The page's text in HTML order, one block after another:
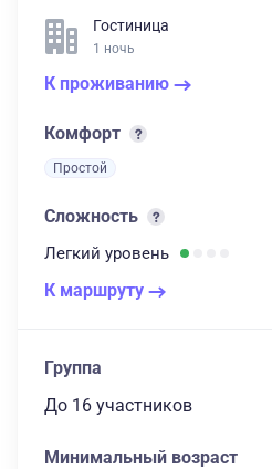
Гостиница
1 ночь
К проживанию
Комфорт
Простой
Сложность
Легкий уровень
К маршруту
Группа
до 16 участников
Минимальный возраст